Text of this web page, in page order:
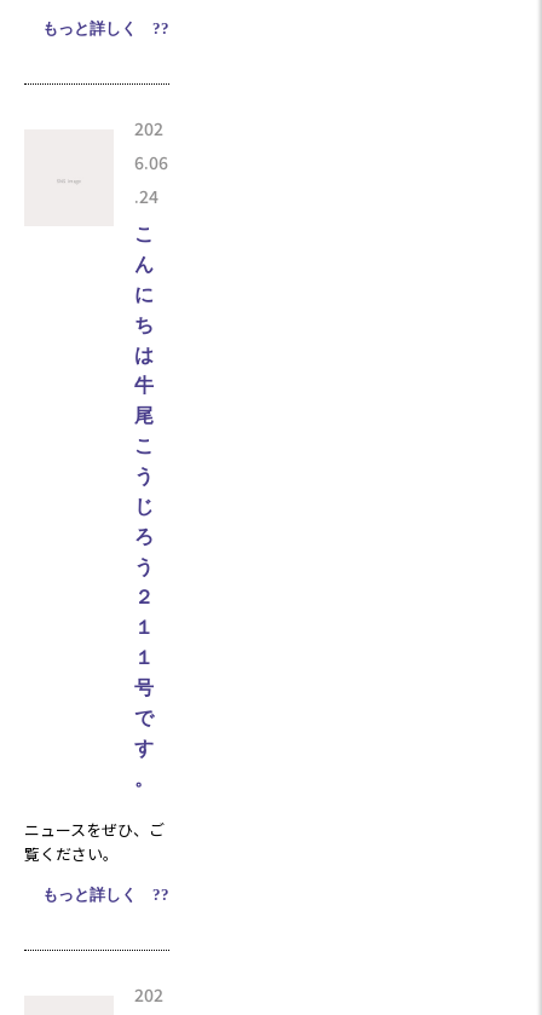
もっと詳しく ??
202
6.06
.24
こ
ん
に
ち
は
牛
尾
こ
う
じ
ろ
う
２
１
１
号
で
す
。
ニュースをぜひ、ご
覧ください。
もっと詳しく ??
202